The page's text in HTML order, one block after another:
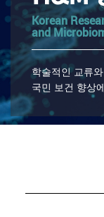
Korean
and
학술적인 교류
국민 보건 향상